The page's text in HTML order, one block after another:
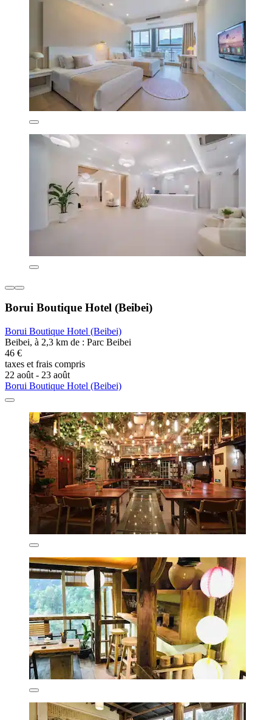
Borui Boutique Hotel (Beibei)
Borui Boutique Hotel (Beibei)
Beibei, à 2,3 km de : Parc Beibei
46 €
taxes et frais compris
22 août - 23 août
Borui Boutique Hotel (Beibei)